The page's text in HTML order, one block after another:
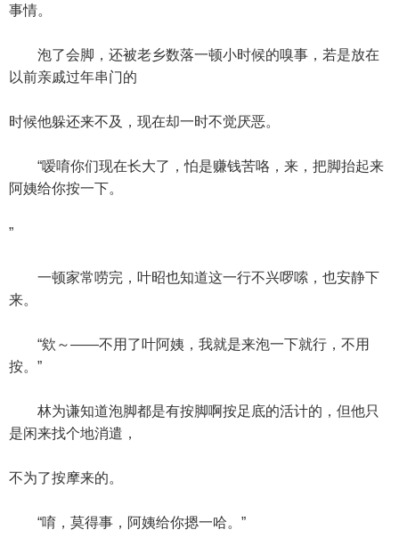
事情。
泡了会脚，还被老乡数落一顿小时候的嗅事，若是放在
以前亲戚过年串门的
时候他躲还来不及，现在却一时不觉厌恶。
“嗳唷你们现在长大了，怕是赚钱苦咯，来，把脚抬起来
阿姨给你按一下。
”
一顿家常唠完，叶昭也知道这一行不兴啰嗦，也安静下
来。
“欸～——不用了叶阿姨，我就是来泡一下就行，不用
按。”
林为谦知道泡脚都是有按脚啊按足底的活计的，但他只
是闲来找个地消遣，
不为了按摩来的。
“唷，莫得事，阿姨给你摁一哈。”